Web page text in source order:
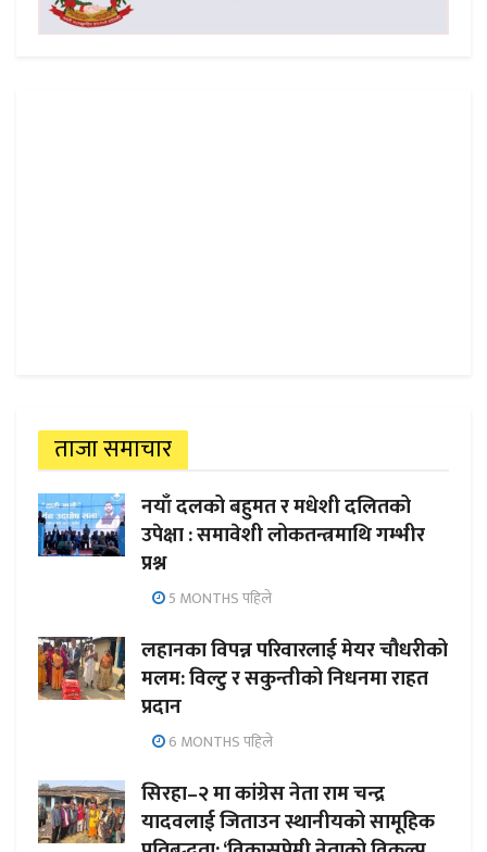
ताजा समाचार
नयाँ दलको बहुमत र मधेशी दलितको
उपेक्षा : समावेशी लोकतन्त्रमाथि गम्भीर
प्रश्न
5 MONTHS पहिले
लहानका विपन्न परिवारलाई मेयर चौधरीको
मलम: विल्टु र सकुन्तीको निधनमा राहत
प्रदान
6 MONTHS पहिले
सिरहा–२ मा कांग्रेस नेता राम चन्द्र
यादवलाई जिताउन स्थानीयको सामूहिक